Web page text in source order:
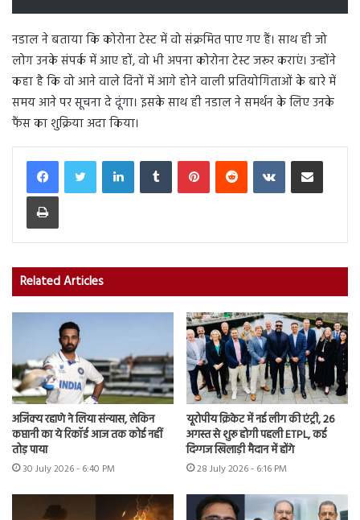
नडाल ने बताया कि कोरोना टेस्ट में वो संक्रमित पाए गए हैं। साथ ही जो
लोग उनके संपर्क में आए हों, वो भी अपना कोरोना टेस्ट जरूर कराएं। उन्होंने
कहा है कि वो आने वाले दिनों में आगे होने वाली प्रतियोगिताओं के बारे में
समय आने पर सूचना दे दूंगा। इसके साथ ही नडाल ने समर्थन के लिए उनके
फैंस का शुक्रिया अदा किया।
LinkedInTumblr PinterestReddit VKontakteShare via Email
Print
Related Articles
अजिंक्य रहाणे ने लिया संन्यास, लेकिन
कप्तानी का ये रिकॉर्ड आज तक कोई नहीं
तोड़ पाया
30 July 2026 - 6:40 PM
यूरोपीय क्रिकेट में नई लीग की एंट्री, 26
अगस्त से शुरू होगी पहली ETPL, कई
दिग्गज खिलाड़ी मैदान में होंगे
28 July 2026 - 6:16 PM